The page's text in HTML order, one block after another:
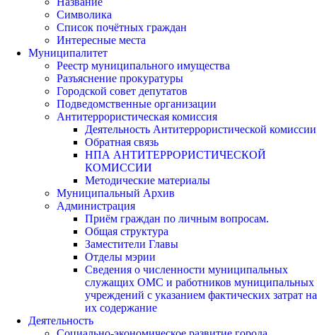
Символика
Список почётных граждан
Интересные места
Муниципалитет
Реестр муниципального имущества
Разъяснение прокуратуры
Городской совет депутатов
Подведомственные организации
Антитеррористическая комиссия
Деятельность Антитеррористической комиссии
Обратная связь
НПА АНТИТЕРРОРИСТИЧЕСКОЙ
КОМИССИИ
Методические материалы
Муниципальный Архив
Администрация
Приём граждан по личным вопросам.
Общая структура
Заместители Главы
Отделы мэрии
Сведения о численности муниципальных
служащих ОМС и работников муниципальных
учреждений с указанием фактических затрат на
их содержание
Деятельность